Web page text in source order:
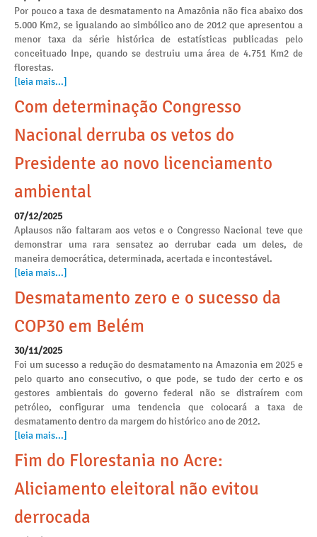
Por pouco a taxa de desmatamento na Amazônia não fica abaixo dos
5.000 Km2, se igualando ao simbólico ano de 2012 que apresentou a
menor taxa da série histórica de estatísticas publicadas pelo
conceituado Inpe, quando se destruiu uma área de 4.751 Km2 de
florestas.
[leia mais...]
Com determinação Congresso
Nacional derruba os vetos do
Presidente ao novo licenciamento
ambiental
07/12/2025
Aplausos não faltaram aos vetos e o Congresso Nacional teve que
demonstrar uma rara sensatez ao derrubar cada um deles, de
maneira democrática, determinada, acertada e incontestável.
[leia mais...]
Desmatamento zero e o sucesso da
COP30 em Belém
30/11/2025
Foi um sucesso a redução do desmatamento na Amazonia em 2025 e
pelo quarto ano consecutivo, o que pode, se tudo der certo e os
gestores ambientais do governo federal não se distraírem com
petróleo, configurar uma tendencia que colocará a taxa de
desmatamento dentro da margem do histórico ano de 2012.
[leia mais...]
Fim do Florestania no Acre:
Aliciamento eleitoral não evitou
derrocada